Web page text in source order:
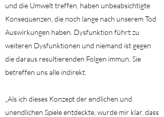
und die Umwelt treffen, haben unbeabsichtigte
Konsequenzen, die noch lange nach unserem Tod
Auswirkungen haben. Dysfunktion führt zu
weiteren Dysfunktionen und niemand ist gegen
die daraus resultierenden Folgen immun. Sie
betreffen uns alle indirekt.
„Als ich dieses Konzept der endlichen und
unendlichen Spiele entdeckte, wurde mir klar, dass